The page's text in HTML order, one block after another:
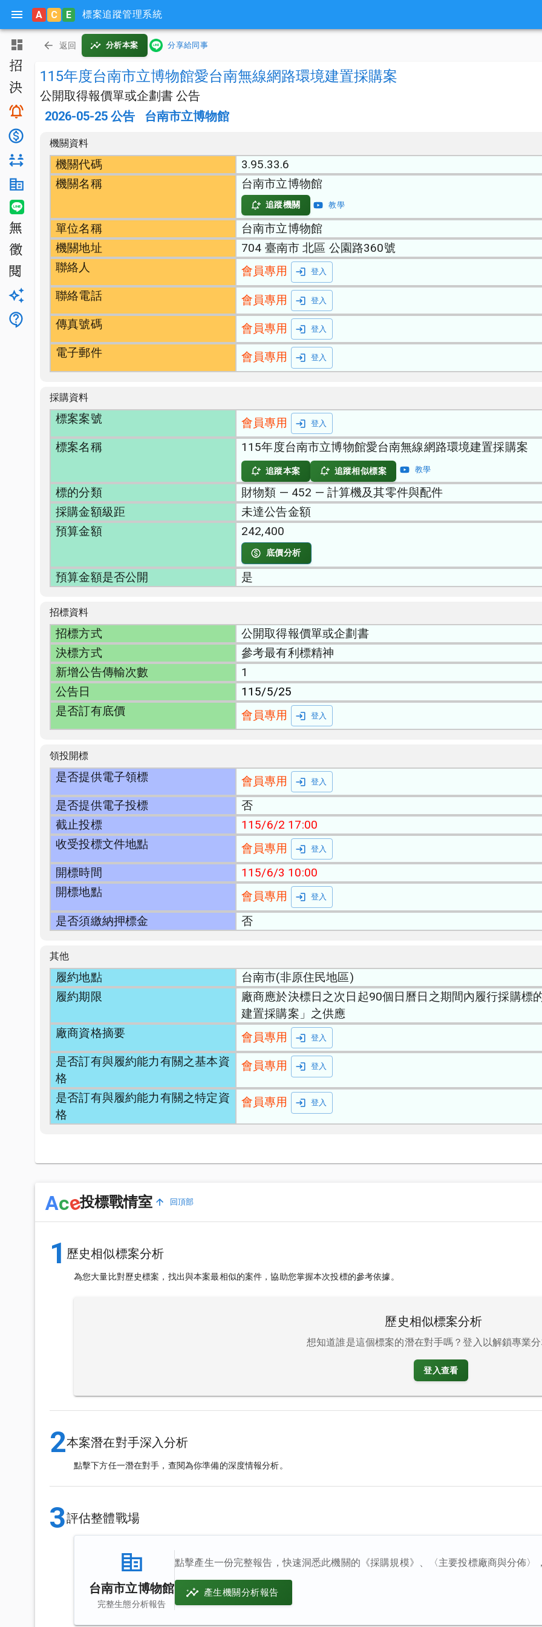
A C E 標案追蹤管理系統
主頁
招標公告
決標公告
搜尋與追蹤
對手分析
機關生態分析
無法決標
公開徵求
公開閱覽
升級方案
客服
返回 分析本案 分享給同事
115年度台南市立博物館愛台南無線網路環境建置採購案
公開取得報價單或企劃書 公告
2026-05-25 公告 台南市立博物館
機關資料
機關代碼
3.95.33.6
機關名稱
台南市立博物館
追蹤機關 教學
單位名稱
台南市立博物館
機關地址
704 臺南市 北區 公園路360號
聯絡人
會員專用 登入
聯絡電話 會員專用 登入
傳真號碼 會員專用 登入
電子郵件 會員專用 登入
採購資料
標案案號 會員專用 登入
標案名稱 115年度台南市立博物館愛台南無線網路環境建置採購案
追蹤本案 追蹤相似標案 教學
標的分類
財物類 — 452 — 計算機及其零件與配件
採購金額級距
未達公告金額
預算金額
242,400
底價分析
預算金額是否公開 是
招標資料
招標方式
公開取得報價單或企劃書
決標方式
參考最有利標精神
新增公告傳輸次數
1
公告日
115/5/25
是否訂有底價
會員專用 登入
領投開標
是否提供電子領標 會員專用 登入
是否提供電子投標
否
截止投標
115/6/2 17:00
收受投標文件地點
會員專用 登入
開標時間
115/6/3 10:00
開標地點
會員專用 登入
是否須繳納押標金 否
其他
履約地點
台南市(非原住民地區)
履約期限
廠商應於決標日之次日起90個日曆日之期間內履行採購標
建置採購案」之供應
廠商資格摘要
會員專用 登入
是否訂有與履約能力有關之基本資
格
會員專用 登入
是否訂有與履約能力有關之特定資
格
會員專用 登入
Ace投標戰情室 回頂部
1 歷史相似標案分析
為您大量比對歷史標案，找出與本案最相似的案件，協助您掌握本次投標的參考依據。
歷史相似標案分析
想知道誰是這個標案的潛在對手嗎？登入以解鎖專業
登入查看
2本案潛在對手深入分析
點擊下方任一潛在對手，查閱為你準備的深度情報分析。
3評估整體戰場
台南市立博物館
完整生態分析報告
點擊產生一份完整報告，快速洞悉此機關的《採購規模》、〈主要投標廠商與分佈〉
產生機關分析報告